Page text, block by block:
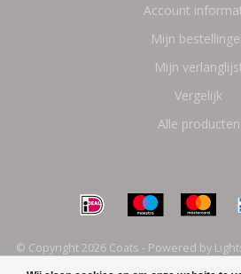
Account
Mijn
Mijn
Vergelijk
Alle producten
© Copyright 2026 Coats - Powered by